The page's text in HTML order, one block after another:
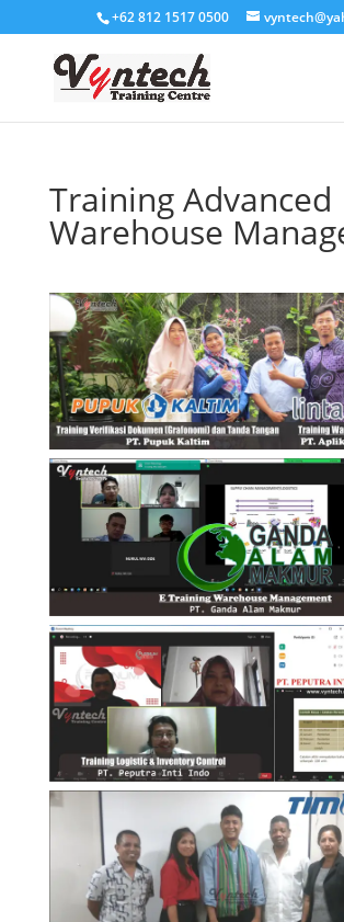
+62 812 1517 0500
Training Advanced
Warehouse